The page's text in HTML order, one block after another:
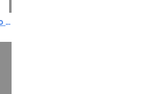
Achterwand Poster 1 XL - 150 x 60 cm